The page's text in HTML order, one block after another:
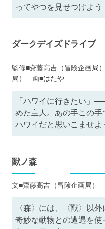
ってやつを見せつけよう
ダークデイズドライブ
監修■齋藤高吉（冒険企画局
局） 画■はたや
「ハワイに行きたい」
めた主人。あの手この
ハワイだと思いこませよ
獸ノ森
文■齋藤高吉（冒険企画局）
〈森〉には、〈獸〉以
奇妙な動物との遭遇を